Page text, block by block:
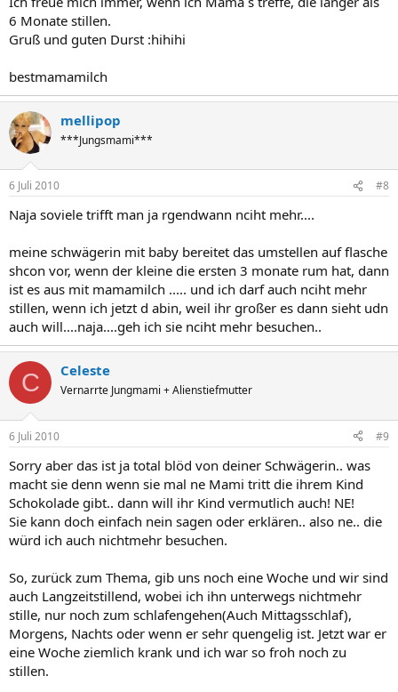
6 Monate stillen.
Gruß und guten Durst :hihihi
bestmamamilch
mellipop
***Jungsmami***
6 Juli 2010 #8
Naja soviele trifft man ja rgendwann nciht mehr....
meine schwägerin mit baby bereitet das umstellen auf flasche
shcon vor, wenn der kleine die ersten 3 monate rum hat, dann
ist es aus mit mamamilch ..... und ich darf auch nciht mehr
stillen, wenn ich jetzt d abin, weil ihr großer es dann sieht udn
auch will....naja....geh ich sie nciht mehr besuchen..
C Celeste
Vernarrte Jungmami + Alienstiefmutter
6 Juli 2010 #9
Sorry aber das ist ja total blöd von deiner Schwägerin.. was
macht sie denn wenn sie mal ne Mami tritt die ihrem Kind
Schokolade gibt.. dann will ihr Kind vermutlich auch! NE!
Sie kann doch einfach nein sagen oder erklären.. also ne.. die
würd ich auch nichtmehr besuchen.
So, zurück zum Thema, gib uns noch eine Woche und wir sind
auch Langzeitstillend, wobei ich ihn unterwegs nichtmehr
stille, nur noch zum schlafengehen(Auch Mittagsschlaf),
Morgens, Nachts oder wenn er sehr quengelig ist. Jetzt war er
eine Woche ziemlich krank und ich war so froh noch zu
stillen.